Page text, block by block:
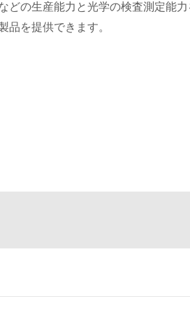
どの生産能力と光学の検査測定能
品を提供できます。